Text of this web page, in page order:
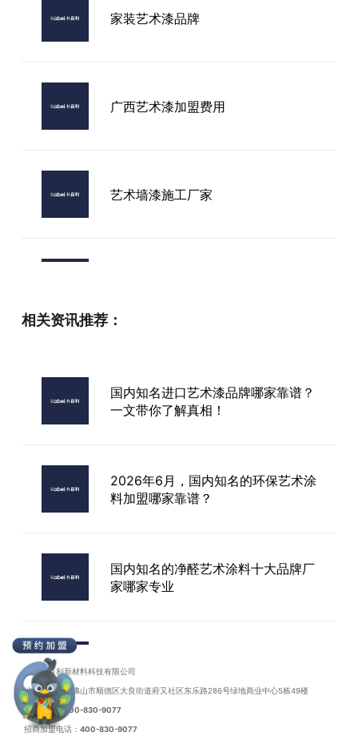
家装艺术漆品牌
广西艺术漆加盟费用
艺术墙漆施工厂家
相关资讯推荐：
国内知名进口艺术漆品牌哪家靠谱？
一文带你了解真相！
2026年6月，国内知名的环保艺术涂
料加盟哪家靠谱？
国内知名的净醛艺术涂料十大品牌厂
家哪家专业
牌加盟选哪家合适？
广东卡百利新材料科技有限公司
地址：广东省佛山市顺德区大良街道府又社区东乐路286号绿地商业中心5栋49楼
联系电话：400-830-9077
招商加盟电话： 400-830-9077